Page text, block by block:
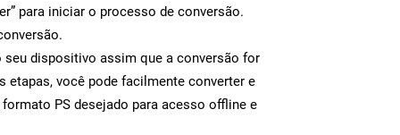
para iniciar o processo de conversão.
seu dispositivo assim que a conversão for
etapas, você pode facilmente converter e
PS desejado para acesso offline e